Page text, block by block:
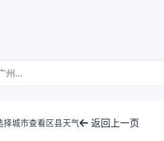
择城市查看区县天气 返回上一页